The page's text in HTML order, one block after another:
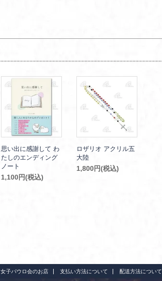
思い出に感謝して わ
たしのエンディング
ノート
1,100円(税込)
ロザリオ アクリル五
大陸
1,800円(税込)
女子パウロ会のお店 支払い方法について 配送方法について